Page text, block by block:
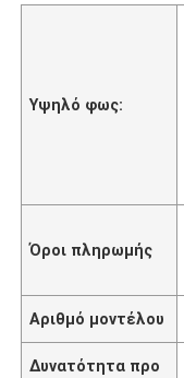
Υψηλό φως:
Όροι πληρωμής
Αριθμό μοντέλου
Δυνατότητα προ